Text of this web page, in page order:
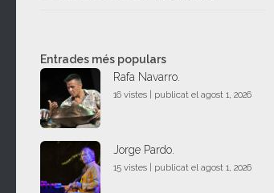
Entrades més populars
Rafa Navarro.
16 vistes publicat el agost 1, 2026
Jorge Pardo.
15 vistes publicat el agost 1, 2026